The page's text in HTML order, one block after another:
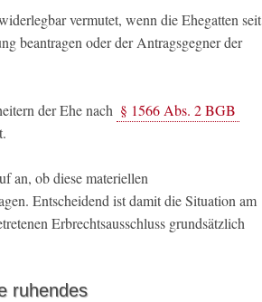
vermutet, wenn die Ehegatten seit
beantragen oder der Antragsgegner der
der Ehe nach § 1566 Abs. 2 BGB
an, ob diese materiellen
Entscheidend ist damit die Situation am
Erbrechtsausschluss grundsätzlich
ruhendes